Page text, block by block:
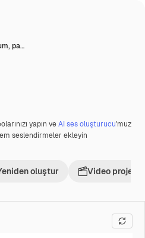
pa…
yapın veAI ses oluşturucu'muz
seslendirmeler ekleyin
oluştur Video projesi